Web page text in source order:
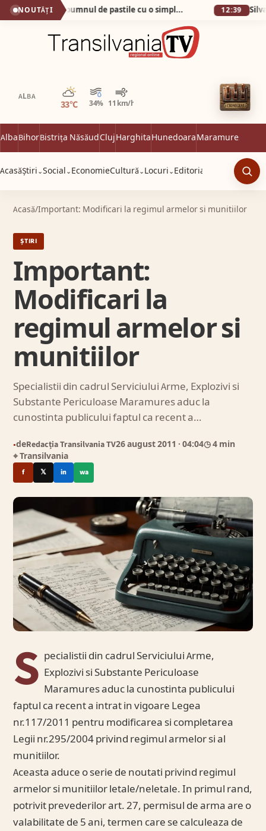
NOUTĂȚI Cum am scăpat de pumnul de pastile cu o simplă apă minerală! 12:39
ALBA
33°C 34% 11 km/h
Parțial noros
AlbaBihorBistrița NăsăudClujHarghitaHunedoaraMaramureș
AcasăȘtiri ⌄Social ⌄ EconomieCultură ⌄ Locuri ⌄ Editorial
Acasă/Important: Modificari la regimul armelor si munitiilor
ȘTIRI
Important:
Modificari la
regimul armelor si
munitiilor
Specialistii din cadrul Serviciului Arme, Explozivi si
Substante Periculoase Maramures aduc la
cunostinta publicului faptul ca recent a…
●deRedacția Transilvania TV26 august 2011 · 04:04◷ 4 min
⌖ Transilvania
f 𝕏 in wa
S pecialistii din cadrul Serviciului Arme,
Explozivi si Substante Periculoase
Maramures aduc la cunostinta publicului
faptul ca recent a intrat in vigoare Legea
nr.117/2011 pentru modificarea si completarea
Legii nr.295/2004 privind regimul armelor si al
munitiilor.
Aceasta aduce o serie de noutati privind regimul
armelor si munitiilor letale/neletale. In primul rand,
potrivit prevederilor art. 27, permisul de arma are o
valabilitate de 5 ani, termen care se calculeaza de